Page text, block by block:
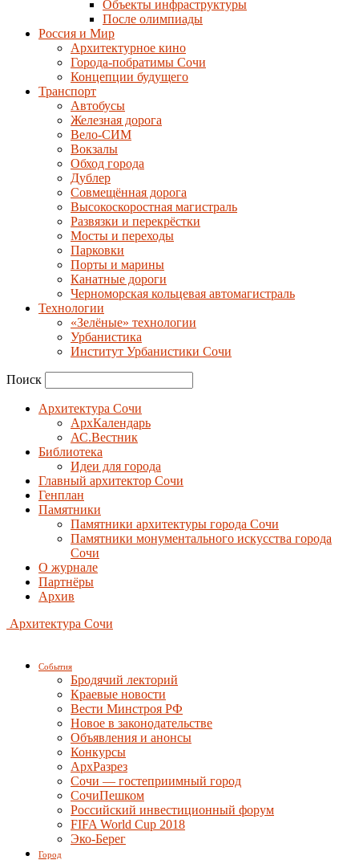
Объекты инфраструктуры
После олимпиады
Россия и Мир
Архитектурное кино
Города-побратимы Сочи
Концепции будущего
Транспорт
Автобусы
Железная дорога
Вело-СИМ
Вокзалы
Обход города
Дублер
Совмещённая дорога
Высокоскоростная магистраль
Развязки и перекрёстки
Мосты и переходы
Парковки
Порты и марины
Канатные дороги
Черноморская кольцевая автомагистраль
Технологии
«Зелёные» технологии
Урбанистика
Институт Урбанистики Сочи
Поиск
Архитектура Сочи
АрхКалендарь
АС.Вестник
Библиотека
Идеи для города
Главный архитектор Сочи
Генплан
Памятники
Памятники архитектуры города Сочи
Памятники монументального искусства города
Сочи
О журнале
Партнёры
Архив
Архитектура Сочи
События
Бродячий лекторий
Краевые новости
Вести Минстроя РФ
Новое в законодательстве
Объявления и анонсы
Конкурсы
АрхРазрез
Сочи — гостеприимный город
СочиПешком
Российский инвестиционный форум
FIFA World Cup 2018
Эко-Берег
Город